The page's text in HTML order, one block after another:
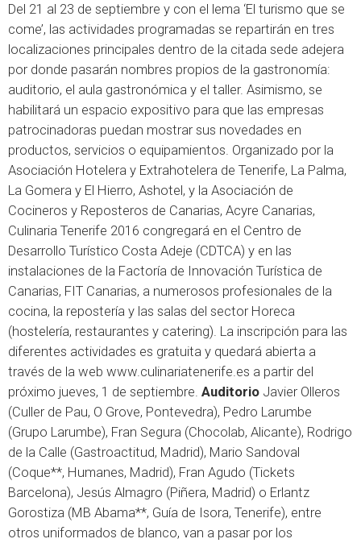
Del 21 al 23 de septiembre y con el lema ‘El turismo que se
come’, las actividades programadas se repartirán en tres
localizaciones principales dentro de la citada sede adejera
por donde pasarán nombres propios de la gastronomía:
auditorio, el aula gastronómica y el taller. Asimismo, se
habilitará un espacio expositivo para que las empresas
patrocinadoras puedan mostrar sus novedades en
productos, servicios o equipamientos. Organizado por la
Asociación Hotelera y Extrahotelera de Tenerife, La Palma,
La Gomera y El Hierro, Ashotel, y la Asociación de
Cocineros y Reposteros de Canarias, Acyre Canarias,
Culinaria Tenerife 2016 congregará en el Centro de
Desarrollo Turístico Costa Adeje (CDTCA) y en las
instalaciones de la Factoría de Innovación Turística de
Canarias, FIT Canarias, a numerosos profesionales de la
cocina, la repostería y las salas del sector Horeca
(hostelería, restaurantes y catering). La inscripción para las
diferentes actividades es gratuita y quedará abierta a
través de la web www.culinariatenerife.es a partir del
próximo jueves, 1 de septiembre. Auditorio Javier Olleros
(Culler de Pau, O Grove, Pontevedra), Pedro Larumbe
(Grupo Larumbe), Fran Segura (Chocolab, Alicante), Rodrigo
de la Calle (Gastroactitud, Madrid), Mario Sandoval
(Coque**, Humanes, Madrid), Fran Agudo (Tickets
Barcelona), Jesús Almagro (Piñera, Madrid) o Erlantz
Gorostiza (MB Abama**, Guía de Isora, Tenerife), entre
otros uniformados de blanco, van a pasar por los